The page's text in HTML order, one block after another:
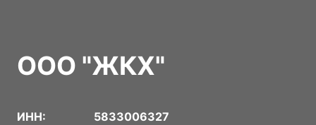
ООО "ЖКХ"
ИНН:
5833006327